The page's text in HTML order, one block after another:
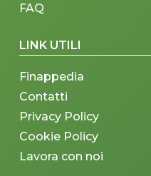
FAQ
LINK UTILI
Finappedia
Contatti
Privacy Policy
Cookie Policy
Lavora con noi